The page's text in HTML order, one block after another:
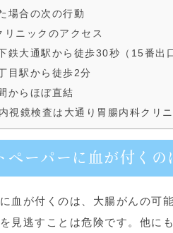
場合の次の行動
ニックのアクセス
鉄大通駅から徒歩30秒（15番出
目駅から徒歩2分
からほぼ直結
視鏡検査は大通り胃腸内科クリ
ペーパーに血が付くの
血が付くのは、大腸がんの可
見逃すことは危険です。他に